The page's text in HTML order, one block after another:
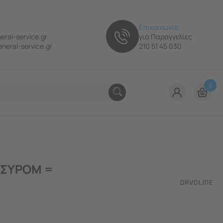
service.gr
service.gr
Επικοινωνία
για Παραγγελίες
210 51 45 030
0
ΣΥΡΟΜ =